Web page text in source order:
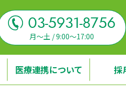
03-5931-8756
月～土 / 9:00～17:00
医療連携について 採